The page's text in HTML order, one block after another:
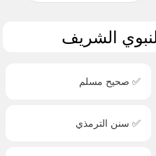
الشريف
✅ صحيح مسلم
✅ سنن الترمذي